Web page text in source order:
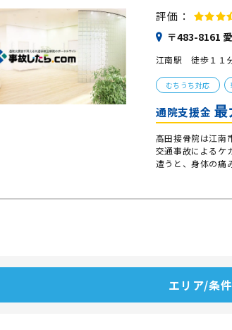
評価：
〒483-8161
江南駅 徒歩１１
むちうち対応
通院支援金
高田接骨院は江南
交通事故によるケ
遭うと、身体の痛
エリア/条